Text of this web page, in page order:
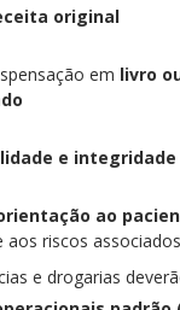
original
em livro
e
ao
riscos associados
e drogarias